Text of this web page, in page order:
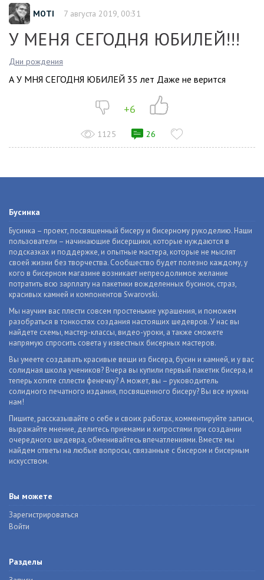
MOTI 7 августа 2019, 00:31
У МЕНЯ СЕГОДНЯ ЮБИЛЕЙ!!!
Дни рождения
А У МНЯ СЕГОДНЯ ЮБИЛЕЙ 35 лет Даже не верится
+6
1125 26
Бусинка
Бусинка – проект, посвященный бисеру и бисерному рукоделию. Наши
пользователи – начинающие бисерщики, которые нуждаются в
подсказках и поддержке, и опытные мастера, которые не мыслят
своей жизни без творчества. Сообщество будет полезно каждому, у
кого в бисерном магазине возникает непреодолимое желание
потратить всю зарплату на пакетики вожделенных бусинок, страз,
красивых камней и компонентов Swarovski.
Мы научим вас плести совсем простенькие украшения, и поможем
разобраться в тонкостях создания настоящих шедевров. У нас вы
найдете схемы, мастер-классы, видео-уроки, а также сможете
напрямую спросить совета у известных бисерных мастеров.
Вы умеете создавать красивые вещи из бисера, бусин и камней, и у вас
солидная школа учеников? Вчера вы купили первый пакетик бисера, и
теперь хотите сплести фенечку? А может, вы – руководитель
солидного печатного издания, посвященного бисеру? Вы все нужны
нам!
Пишите, рассказывайте о себе и своих работах, комментируйте записи,
выражайте мнение, делитесь приемами и хитростями при создании
очередного шедевра, обменивайтесь впечатлениями. Вместе мы
найдем ответы на любые вопросы, связанные с бисером и бисерным
искусством.
Вы можете
Зарегистрироваться
Войти
Разделы